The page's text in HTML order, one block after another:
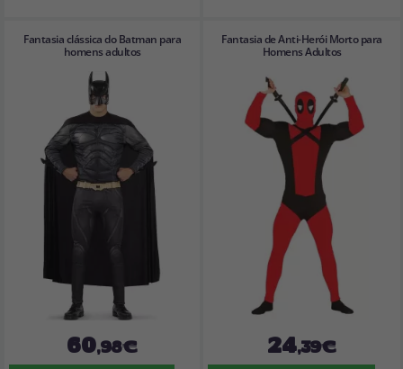
Fantasia clássica do Batman para
homens adultos
60,98€
Fantasia de Anti-Herói Morto para
Homens Adultos
24,39€